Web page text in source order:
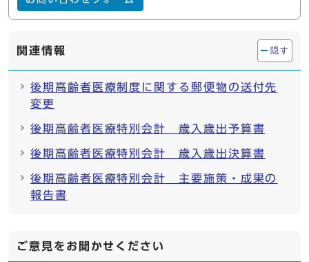
関連情報 隠す
後期高齢者医療制度に関する郵便物の送付先
変更
後期高齢者医療特別会計 歳入歳出予算書
後期高齢者医療特別会計 歳入歳出決算書
後期高齢者医療特別会計 主要施策・成果の
報告書
ご意見をお聞かせください